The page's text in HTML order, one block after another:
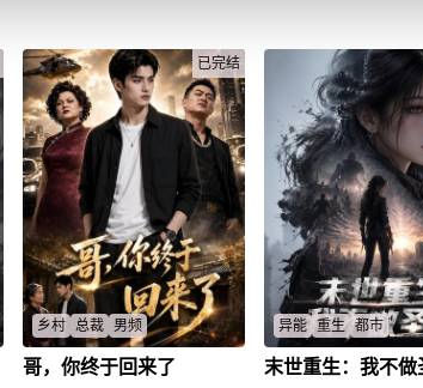
已完结
乡村 总裁 男频
失踪三十一年的顾长川回到顾家
哥，你终于回来了
异能 重生 都市
前世，颜离被表妹杨清
末世重生：我不做